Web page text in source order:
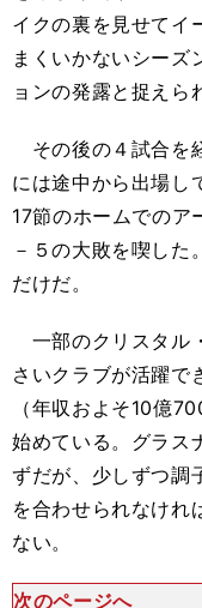
イクの裏を見せてイ
まくいかないシーズ
ョンの発露と捉えら
その後の４試合を
には途中から出場し
17節のホームでのア
－５の大敗を喫した
だけだ。
一部のクリスタル
さいクラブが活躍で
（年収およそ10億
始めている。グラス
ずだが、少しずつ調
を合わせられなけれ
ない。
次のページへ